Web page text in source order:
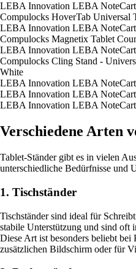
LEBA Innovation LEBA
Compulocks HoverTab Universal
LEBA Innovation LEBA
Compulocks Magnetix Tablet
LEBA Innovation LEBA
Compulocks Cling Stand -
White
LEBA Innovation LEBA
LEBA Innovation LEBA
LEBA Innovation LEBA
Verschiedene Arten
Tablet-Ständer gibt es in vielen
unterschiedliche Bedürfnisse und
1. Tischständer
Tischständer sind ideal für
stabile Unterstützung und sind oft
Diese Art ist besonders beliebt bei
zusätzlichen Bildschirm oder für